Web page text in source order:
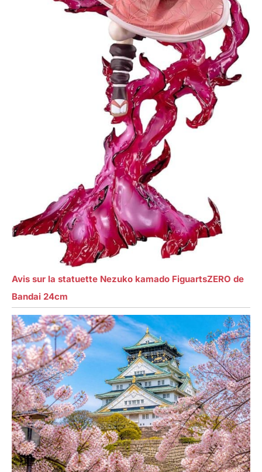
Avis sur la statuette Nezuko kamado FiguartsZERO de
Bandai 24cm